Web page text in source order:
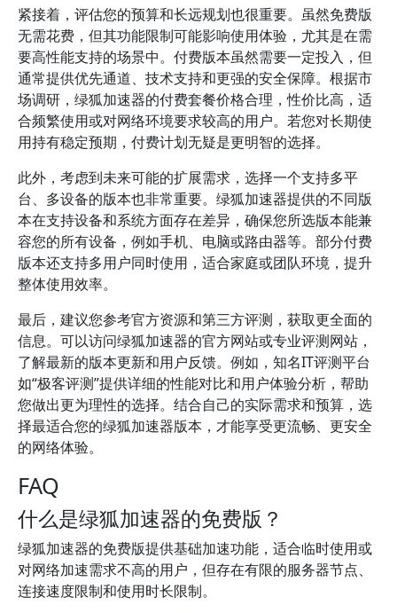
紧接着，评估您的预算和长远规划也很重要。虽然免费版
无需花费，但其功能限制可能影响使用体验，尤其是在需
要高性能支持的场景中。付费版本虽然需要一定投入，但
通常提供优先通道、技术支持和更强的安全保障。根据市
场调研，绿狐加速器的付费套餐价格合理，性价比高，适
合频繁使用或对网络环境要求较高的用户。若您对长期使
用持有稳定预期，付费计划无疑是更明智的选择。
此外，考虑到未来可能的扩展需求，选择一个支持多平
台、多设备的版本也非常重要。绿狐加速器提供的不同版
本在支持设备和系统方面存在差异，确保您所选版本能兼
容您的所有设备，例如手机、电脑或路由器等。部分付费
版本还支持多用户同时使用，适合家庭或团队环境，提升
整体使用效率。
最后，建议您参考官方资源和第三方评测，获取更全面的
信息。可以访问绿狐加速器的官方网站或专业评测网站，
了解最新的版本更新和用户反馈。例如，知名IT评测平台
如“极客评测”提供详细的性能对比和用户体验分析，帮助
您做出更为理性的选择。结合自己的实际需求和预算，选
择最适合您的绿狐加速器版本，才能享受更流畅、更安全
的网络体验。
FAQ
什么是绿狐加速器的免费版？
绿狐加速器的免费版提供基础加速功能，适合临时使用或
对网络加速需求不高的用户，但存在有限的服务器节点、
连接速度限制和使用时长限制。